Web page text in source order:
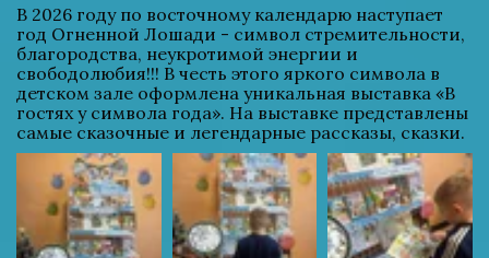
В 2026 году по восточному календарю наступает
год Огненной Лошади - символ стремительности,
благородства, неукротимой энергии и
свободолюбия!!! В честь этого яркого символа в
детском зале оформлена уникальная выставка «В
гостях у символа года». На выставке представлены
самые сказочные и легендарные рассказы, сказки.